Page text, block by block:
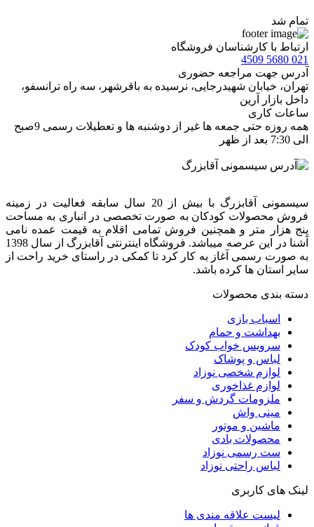
تمام شد
ارتباط با کارشناسان فروشگاه
021 5680 4509
آدرس جهت مراجعه حضوری
تهران، خيابان شهيدرجايى، نرسیده به باقرشهر، سه راه ترانسفو،
داخل بازار آرین
ساعات کاری
همه روزه حتی جمعه ها غیر از دوشنبه ها و تعطیلات رسمی 9صبح
الی 7:30 بعد از ظهر
سیسمونی آقابزرگ با بیش از 20 سال سابقه فعالیت در زمینه
فروش محصولات کودکان به صورت تخصصی در انباری به مساحت
پنج هزار متر و همچنین فروش تمامی اقلام به قیمت عمده نامی
آشنا در این عرصه میباشد. فروشگاه اینترنتی آقابزرگ از سال 1398
به صورت رسمی آغاز به کار کرد تا کمکی در راستای خرید راحت از
سایر استان ها کرده باشد.
دسته بندی محصولات
اسباب بازی
بهداشت و حمام
سرویس خواب کودک
لباس و پوشاک
لوازم شخصی نوزاد
لوازم غذاخوری
ملزومات گردش و سفر
مینی واش
ماشین و موتور
محصولات بادی
ست رسمی نوزاد
لباس راحتی نوزاد
لینک های کاربری
لیست علاقه مندی ها